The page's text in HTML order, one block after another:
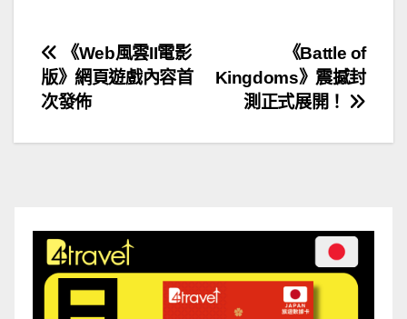
文
章
導
《Battle of
Kingdoms》震撼封
測正式展開！
《Web風雲II電影
版》網頁遊戲內容首
次發佈